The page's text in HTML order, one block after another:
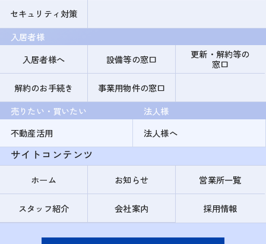
セキュリティ対策
入居者様
入居者様へ
設備等の窓口
更新・解約等の
窓口
解約のお手続き
事業用物件の窓口
売りたい・買いたい
不動産活用
法人様
法人様へ
サイトコンテンツ
ホーム お知らせ 営業所一覧
スタッフ紹介 会社案内 採用情報